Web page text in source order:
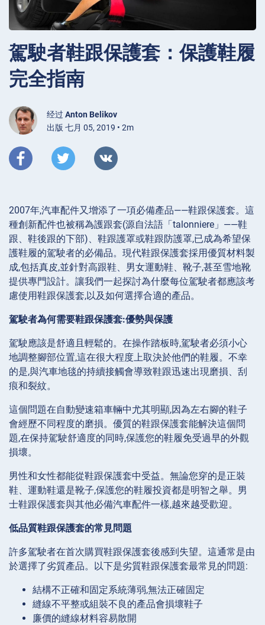
駕駛者鞋跟保護套：保護鞋履
完全指南
经过 Anton Belikov
出版 七月 05, 2019 • 2m
2007年,汽車配件又增添了一項必備產品——鞋跟保護套。這
種創新配件也被稱為護跟套(源自法語「talonniere」——鞋
跟、鞋後跟的下部)、鞋跟護罩或鞋跟防護罩,已成為希望保
護鞋履的駕駛者的必備品。現代鞋跟保護套採用優質材料製
成,包括真皮,並針對高跟鞋、男女運動鞋、靴子,甚至雪地靴
提供專門設計。讓我們一起探討為什麼每位駕駛者都應該考
慮使用鞋跟保護套,以及如何選擇合適的產品。
駕駛者為何需要鞋跟保護套:優勢與保護
駕駛應該是舒適且輕鬆的。在操作踏板時,駕駛者必須小心
地調整腳部位置,這在很大程度上取決於他們的鞋履。不幸
的是,與汽車地毯的持續接觸會導致鞋跟迅速出現磨損、刮
痕和裂紋。
這個問題在自動變速箱車輛中尤其明顯,因為左右腳的鞋子
會經歷不同程度的磨損。優質的鞋跟保護套能解決這個問
題,在保持駕駛舒適度的同時,保護您的鞋履免受過早的外觀
損壞。
男性和女性都能從鞋跟保護套中受益。無論您穿的是正裝
鞋、運動鞋還是靴子,保護您的鞋履投資都是明智之舉。男
士鞋跟保護套與其他必備汽車配件一樣,越來越受歡迎。
低品質鞋跟保護套的常見問題
許多駕駛者在首次購買鞋跟保護套後感到失望。這通常是由
於選擇了劣質產品。以下是劣質鞋跟保護套最常見的問題:
結構不正確和固定系統薄弱,無法正確固定
縫線不平整或組裝不良的產品會損壞鞋子
廉價的縫線材料容易散開